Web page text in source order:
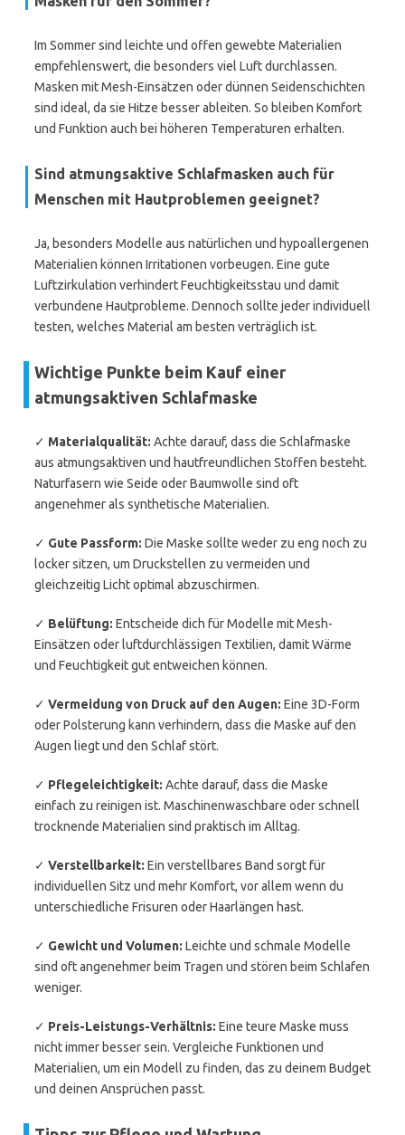
Im Sommer sind leichte und offen gewebte Materialien
empfehlenswert, die besonders viel Luft durchlassen.
Masken mit Mesh-Einsätzen oder dünnen Seidenschichten
sind ideal, da sie Hitze besser ableiten. So bleiben Komfort
und Funktion auch bei höheren Temperaturen erhalten.
Sind atmungsaktive Schlafmasken auch für
Menschen mit Hautproblemen geeignet?
Ja, besonders Modelle aus natürlichen und hypoallergenen
Materialien können Irritationen vorbeugen. Eine gute
Luftzirkulation verhindert Feuchtigkeitsstau und damit
verbundene Hautprobleme. Dennoch sollte jeder individuell
testen, welches Material am besten verträglich ist.
Wichtige Punkte beim Kauf einer
atmungsaktiven Schlafmaske
✓ Materialqualität: Achte darauf, dass die Schlafmaske
aus atmungsaktiven und hautfreundlichen Stoffen besteht.
Naturfasern wie Seide oder Baumwolle sind oft
angenehmer als synthetische Materialien.
✓ Gute Passform: Die Maske sollte weder zu eng noch zu
locker sitzen, um Druckstellen zu vermeiden und
gleichzeitig Licht optimal abzuschirmen.
✓ Belüftung: Entscheide dich für Modelle mit Mesh-
Einsätzen oder luftdurchlässigen Textilien, damit Wärme
und Feuchtigkeit gut entweichen können.
✓ Vermeidung von Druck auf den Augen: Eine 3D-Form
oder Polsterung kann verhindern, dass die Maske auf den
Augen liegt und den Schlaf stört.
✓ Pflegeleichtigkeit: Achte darauf, dass die Maske
einfach zu reinigen ist. Maschinenwaschbare oder schnell
trocknende Materialien sind praktisch im Alltag.
✓ Verstellbarkeit: Ein verstellbares Band sorgt für
individuellen Sitz und mehr Komfort, vor allem wenn du
unterschiedliche Frisuren oder Haarlängen hast.
✓ Gewicht und Volumen: Leichte und schmale Modelle
sind oft angenehmer beim Tragen und stören beim Schlafen
weniger.
✓ Preis-Leistungs-Verhältnis: Eine teure Maske muss
nicht immer besser sein. Vergleiche Funktionen und
Materialien, um ein Modell zu finden, das zu deinem Budget
und deinen Ansprüchen passt.